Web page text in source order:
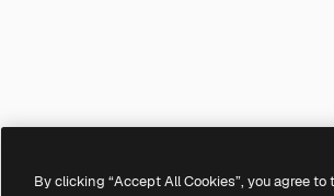
By clicking “Accept All Cookies”, you agree